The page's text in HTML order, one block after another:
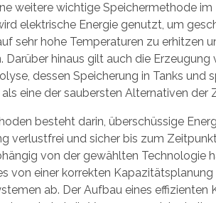
weitere wichtige Speichermethode im
elektrische Energie genutzt, um
sehr hohe Temperaturen zu erhitzen
Darüber hinaus gilt auch die Erzeugung
dessen Speicherung in Tanks und
eine der saubersten Alternativen der
besteht darin, überschüssige
verlustfrei und sicher bis zum
von der gewählten Technologie
von einer korrekten Kapazitätsplanung
ab. Der Aufbau eines effizienten